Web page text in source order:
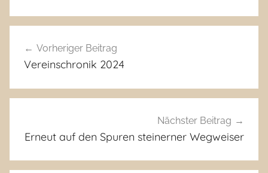
Vorheriger Beitrag
Vereinschronik 2024
Nächster Beitrag
Erneut auf den Spuren steinerner Wegweiser